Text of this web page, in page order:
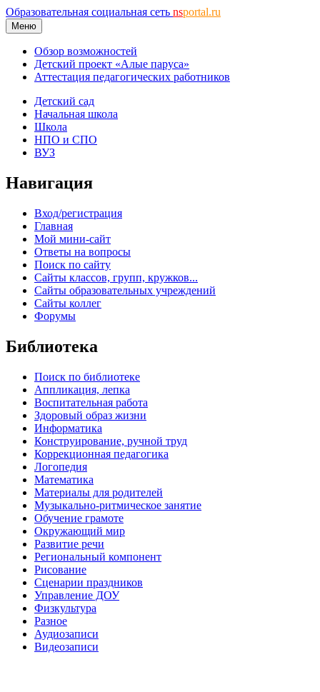
Образовательная социальная сеть nsportal.ru
Меню
Обзор возможностей
Детский проект «Алые паруса»
Аттестация педагогических работников
Детский сад
Начальная школа
Школа
НПО и СПО
ВУЗ
Навигация
Вход/регистрация
Главная
Мой мини-сайт
Ответы на вопросы
Поиск по сайту
Сайты классов, групп, кружков...
Сайты образовательных учреждений
Сайты коллег
Форумы
Библиотека
Поиск по библиотеке
Аппликация, лепка
Воспитательная работа
Здоровый образ жизни
Информатика
Конструирование, ручной труд
Коррекционная педагогика
Логопедия
Математика
Материалы для родителей
Музыкально-ритмическое занятие
Обучение грамоте
Окружающий мир
Развитие речи
Региональный компонент
Рисование
Сценарии праздников
Управление ДОУ
Физкультура
Разное
Аудиозаписи
Видеозаписи